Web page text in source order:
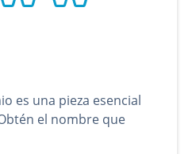
es una pieza esencial
el nombre que